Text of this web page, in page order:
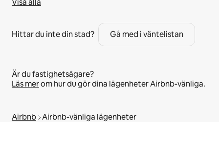
Visa alla
Hittar du inte din stad? Gå med i väntelistan
Är du fastighetsägare?
Läs merom hur du gör dina lägenheter Airbnb-vänliga.
Airbnb Airbnb-vänliga lägenheter